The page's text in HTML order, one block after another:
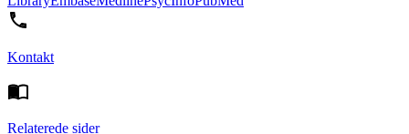
Kontakt
Relaterede sider